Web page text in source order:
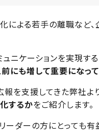
による若手の離職など
ニケーションを実現す
も増して重要になって
を支援してきた弊社より
するかをご紹介します。
ダーの方にとっても有